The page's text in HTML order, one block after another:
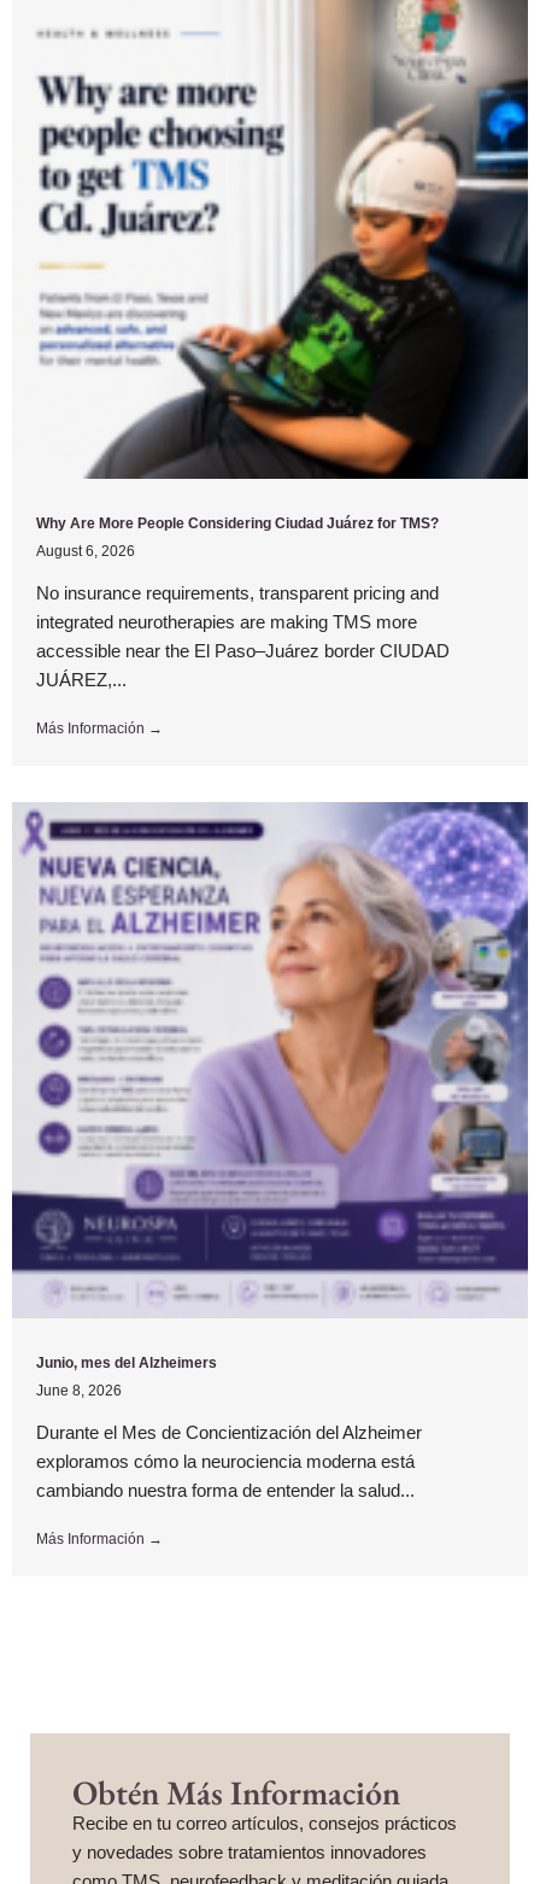
Why Are More People Considering Ciudad Juárez for TMS?
August 6, 2026
No insurance requirements, transparent pricing and
integrated neurotherapies are making TMS more
accessible near the El Paso–Juárez border CIUDAD
JUÁREZ,...
Más Información →
Junio, mes del Alzheimers
June 8, 2026
Durante el Mes de Concientización del Alzheimer
exploramos cómo la neurociencia moderna está
cambiando nuestra forma de entender la salud...
Más Información →
Obtén Más Información
Recibe en tu correo artículos, consejos prácticos
y novedades sobre tratamientos innovadores